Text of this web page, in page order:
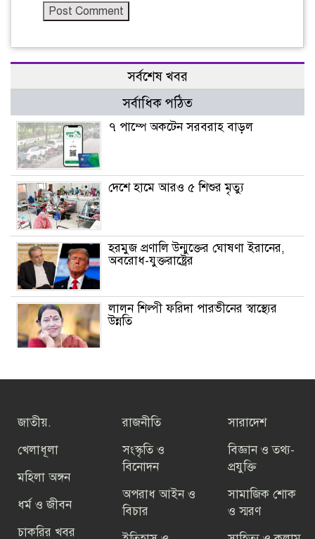
সর্বশেষ খবর
সর্বাধিক পঠিত
৭ পাম্পে অকটেন সরবরাহ বাড়ল
দেশে হামে আরও ৫ শিশুর মৃত্যু
হরমুজ প্রণালি উন্মুক্তের ঘোষণা ইরানের,
অবরোধ-যুক্তরাষ্ট্রের
লালন শিল্পী ফরিদা পারভীনের স্বাস্থ্যের
উন্নতি
গণঅভ্যুত্থান দিবস পালনের অংশ হিসেবে
তফসিল ঘোষণার আগ পর্যন্ত ভোটার
হওয়ার সুযোগ পাবেন নাগরিকেরা
তারেক রহমানের বিরুদ্ধে যারা কথা বলে
তারা গণতন্ত্রের শত্রু: বিএনপি মহাসচিব
জাতীয়.
খেলাধূলা
মহিলা অঙ্গন
ধর্ম ও জীবন
চাকরির খবর
রাজনীতি
সংস্কৃতি ও
বিনোদন
অপরাধ আইন ও
বিচার
সারাদেশ
বিজ্ঞান ও তথ্য-
প্রযুক্তি
সামাজিক শোক
ও স্মরণ